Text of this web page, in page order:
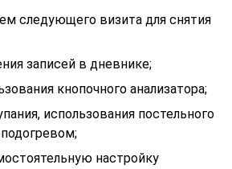
следующего визита для снятия
записей в дневнике;
кнопочного анализатора;
использования постельного
настройку